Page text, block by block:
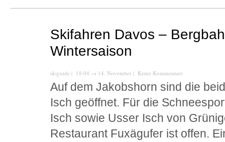
Skifahren Davos –
Wintersaison
skiguide | 18:04 → 14. November | Keine Kommentare
Auf dem Jakobshorn sind die
Isch geöffnet. Für die
Isch sowie Usser Isch von
Restaurant Fuxägufer ist offen.